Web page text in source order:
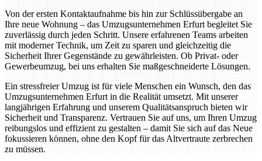
Von der ersten Kontaktaufnahme bis hin zur Schlüssübergabe an
Ihre neue Wohnung – das Umzugsunternehmen Erfurt begleitet Sie
zuverlässig durch jeden Schritt. Unsere erfahrenen Teams arbeiten
mit moderner Technik, um Zeit zu sparen und gleichzeitig die
Sicherheit Ihrer Gegenstände zu gewährleisten. Ob Privat- oder
Gewerbeumzug, bei uns erhalten Sie maßgeschneiderte Lösungen.
Ein stressfreier Umzug ist für viele Menschen ein Wunsch, den das
Umzugsunternehmen Erfurt in die Realität umsetzt. Mit unserer
langjährigen Erfahrung und unserem Qualitätsanspruch bieten wir
Sicherheit und Transparenz. Vertrauen Sie auf uns, um Ihren Umzug
reibungslos und effizient zu gestalten – damit Sie sich auf das Neue
fokussieren können, ohne den Kopf für das Altvertraute zerbrechen
zu müssen.